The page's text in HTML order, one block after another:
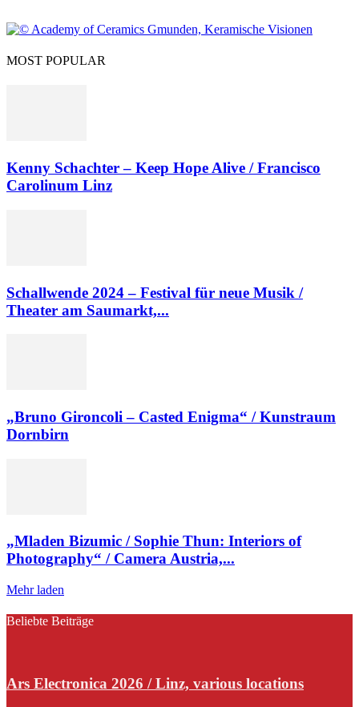
MOST POPULAR
Kenny Schachter – Keep Hope Alive / Francisco
Carolinum Linz
Schallwende 2024 – Festival für neue Musik /
Theater am Saumarkt,...
„Bruno Gironcoli – Casted Enigma“ / Kunstraum
Dornbirn
„Mladen Bizumic / Sophie Thun: Interiors of
Photography“ / Camera Austria,...
Mehr laden
Beliebte Beiträge
Ars Electronica 2026 / Linz, various locations